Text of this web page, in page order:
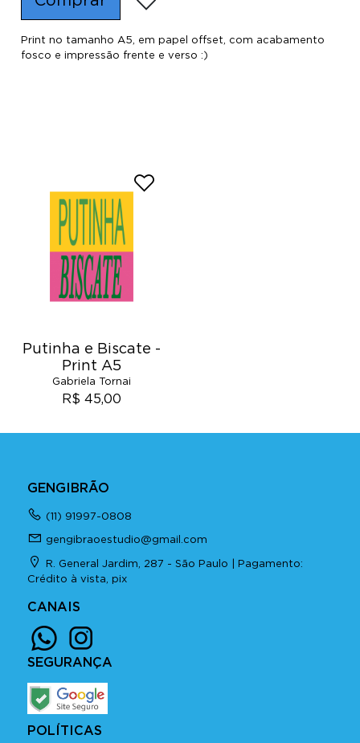
Print no tamanho A5, em papel offset, com acabamento
fosco e impressão frente e verso :)
Putinha e Biscate -
Print A5
Gabriela Tornai
R$ 45,00
GENGIBRÃO
(11) 91997-0808
gengibraoestudio@gmail.com
R. General Jardim, 287 - São Paulo | Pagamento:
Crédito à vista, pix
CANAIS
SEGURANÇA
POLÍTICAS